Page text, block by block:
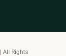
| All Rights